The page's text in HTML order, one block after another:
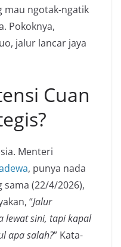
mau ngotak-ngatik
Pokoknya,
jalur lancar jaya
Cuan
Menteri
, punya nada
(22/4/2026),
“Jalur
lewat sini, tapi kapal
apa salah?” Kata-